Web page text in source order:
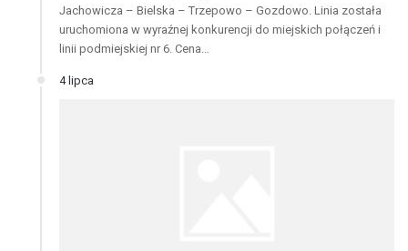
Jachowicza – Bielska – Trzepowo – Gozdowo. Linia została
uruchomiona w wyraźnej konkurencji do miejskich połączeń i
linii podmiejskiej nr 6. Cena…
4 lipca